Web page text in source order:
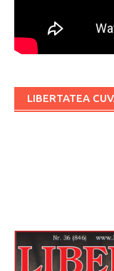
LIBERTATEA